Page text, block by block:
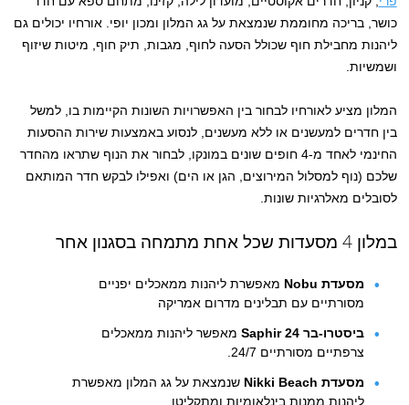
כושר, בריכה מחוממת שנמצאת על גג המלון ומכון יופי. אורחיו יכולים גם
ליהנות מחבילת חוף שכולל הסעה לחוף, מגבות, תיק חוף, מיטות שיזוף
ושמשיות.
המלון מציע לאורחיו לבחור בין האפשרויות השונות הקיימות בו, למשל
בין חדרים למעשנים או ללא מעשנים, לנסוע באמצעות שירות ההסעות
החינמי לאחד מ-4 חופים שונים במונקו, לבחור את הנוף שתראו מהחדר
שלכם (נוף למסלול המירוצים, הגן או הים) ואפילו לבקש חדר המותאם
לסובלים מאלרגיות שונות.
במלון 4 מסעדות שכל אחת מתמחה בסגנון אחר
מסעדת Nobu
מאפשרת ליהנות ממאכלים יפניים
מסורתיים עם תבלינים מדרום אמריקה
ביסטרו-בר Saphir 24
מאפשר ליהנות ממאכלים
צרפתיים מסורתיים 24/7.
מסעדת Nikki Beach
שנמצאת על גג המלון מאפשרת
ליהנות ממנות בינלאומיות ומתקליטן.